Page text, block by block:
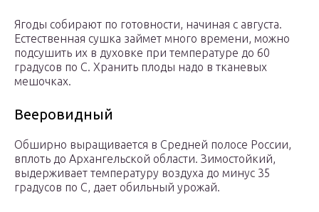
Ягоды собирают по готовности, начиная с августа.
Естественная сушка займет много времени, можно
подсушить их в духовке при температуре до 60
градусов по С. Хранить плоды надо в тканевых
мешочках.
Вееровидный
Обширно выращивается в Средней полосе России,
вплоть до Архангельской области. Зимостойкий,
выдерживает температуру воздуха до минус 35
градусов по С, дает обильный урожай.